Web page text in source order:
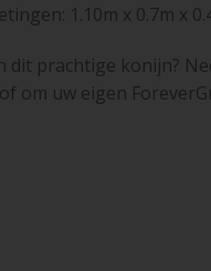
1.10m x 0.7m x
dit prachtige konijn?
om uw eigen